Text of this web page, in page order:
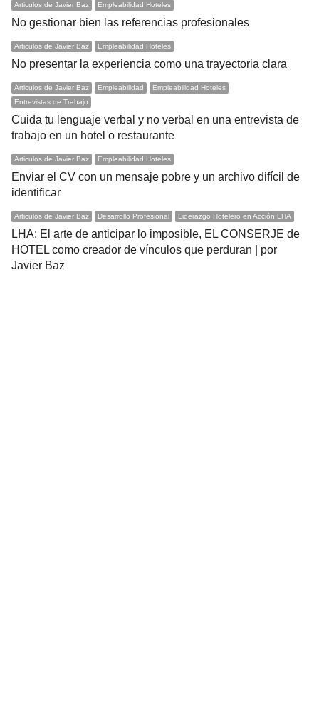
Articulos de Javier Baz Empleabilidad Hoteles
No gestionar bien las referencias profesionales
Articulos de Javier Baz Empleabilidad Hoteles
No presentar la experiencia como una trayectoria clara
Articulos de Javier Baz Empleabilidad
Empleabilidad Hoteles
Entrevistas de Trabajo
Cuida tu lenguaje verbal y no verbal en una entrevista de
trabajo en un hotel o restaurante
Articulos de Javier Baz Empleabilidad Hoteles
Enviar el CV con un mensaje pobre y un archivo difícil de
identificar
Articulos de Javier Baz Desarrollo Profesional Liderazgo Hotelero en Acción LHA
LHA: El arte de anticipar lo imposible, EL CONSERJE de
HOTEL como creador de vínculos que perduran | por
Javier Baz